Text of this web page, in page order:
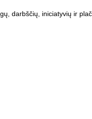
darbščių, iniciatyvių ir